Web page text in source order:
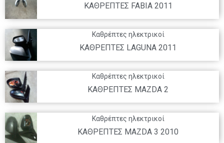
ΚΑΘΡΕΠΤΕΣ FABIA 2011
Καθρέπτες ηλεκτρικοί
ΚΑΘΡΕΠΤΕΣ LAGUNA 2011
Καθρέπτες ηλεκτρικοί
ΚΑΘΡΕΠΤΕΣ MAZDA 2
Καθρέπτες ηλεκτρικοί
ΚΑΘΡΕΠΤΕΣ MAZDA 3 2010